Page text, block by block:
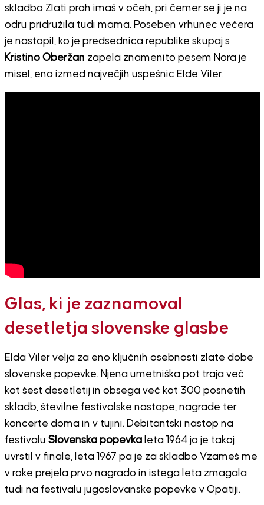
skladbo Zlati prah imaš v očeh, pri čemer se ji je na
odru pridružila tudi mama. Poseben vrhunec večera
je nastopil, ko je predsednica republike skupaj s
Kristino Oberžan zapela znamenito pesem Nora je
misel, eno izmed največjih uspešnic Elde Viler.
Glas, ki je zaznamoval
desetletja slovenske glasbe
Elda Viler velja za eno ključnih osebnosti zlate dobe
slovenske popevke. Njena umetniška pot traja več
kot šest desetletij in obsega več kot 300 posnetih
skladb, številne festivalske nastope, nagrade ter
koncerte doma in v tujini. Debitantski nastop na
festivalu Slovenska popevkaleta 1964 jo je takoj
uvrstil v finale, leta 1967 pa je za skladbo Vzameš me
v roke prejela prvo nagrado in istega leta zmagala
tudi na festivalu jugoslovanske popevke v Opatiji.